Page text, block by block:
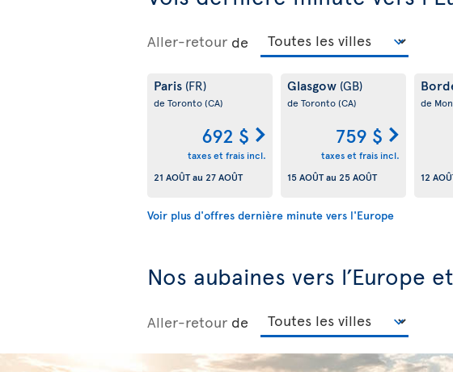
Aller-retour de
Paris (FR)
de Toronto(CA)
692 $
taxes et frais incl.
21 AOÛTau 27 AOÛT
Glasgow (GB)
de Toronto(CA)
759 $
taxes et frais incl.
15 AOÛTau 25 AOÛT
de
12
Voir plus d'offres dernière minute vers l'Europe
Nos aubaines vers l’Europe
Aller-retour de